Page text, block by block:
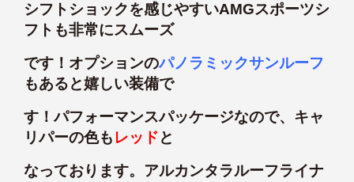
シフトショックを感じやすいAMGスポーツシ
フトも非常にスムーズ
です！オプションのパノラミックサンルーフ
もあると嬉しい装備で
す！パフォーマンスパッケージなので、キャ
リパーの色もレッドと
なっております。アルカンタラルーフライナ